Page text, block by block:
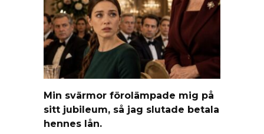
Min svärmor förolämpade mig på
sitt jubileum, så jag slutade betala
hennes lån.